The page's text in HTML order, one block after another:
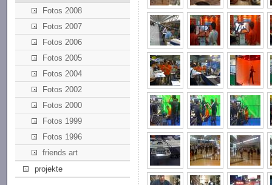
Fotos 2008
Fotos 2007
Fotos 2006
Fotos 2005
Fotos 2004
Fotos 2002
Fotos 2000
Fotos 1999
Fotos 1996
friends art
projekte